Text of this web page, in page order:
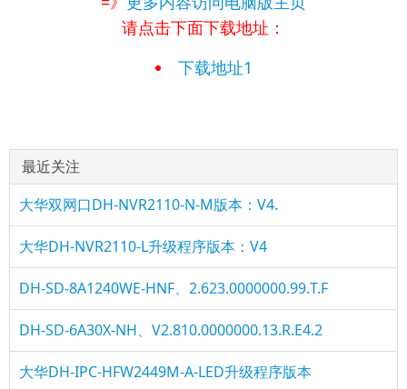
请点击下面下载地址：
下载地址1
最近关注
大华双网口DH-NVR2110-N-M版本：V4.
大华DH-NVR2110-L升级程序版本：V4
DH-SD-8A1240WE-HNF、2.623.0000000.99.T.F
DH-SD-6A30X-NH、V2.810.0000000.13.R.E4.2
大华DH-IPC-HFW2449M-A-LED升级程序版本